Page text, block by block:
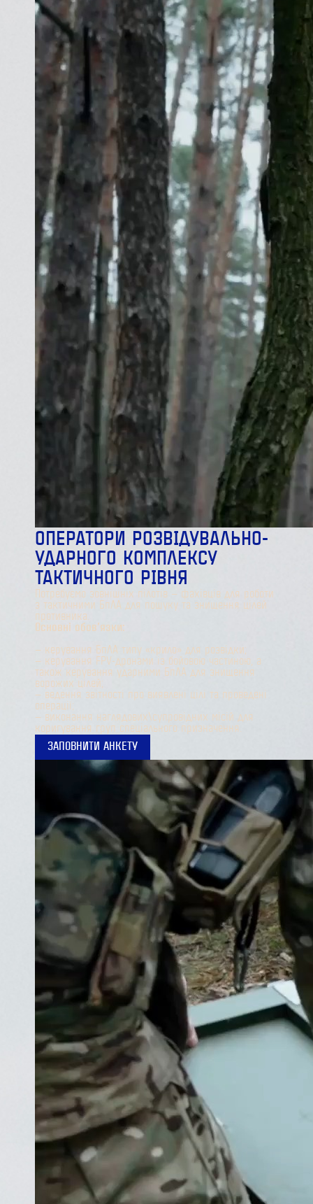
ОПЕРАТОРИ РОЗВІДУВАЛЬНО-
УДАРНОГО КОМПЛЕКСУ
ТАКТИЧНОГО РІВНЯ
Потребуємо зовнішніх пілотів — фахівців для роботи
з тактичними БпЛА для пошуку та знищення цілей
противника.
Основні обов’язки:
— керування БпЛА типу «крило» для розвідки;
— керування FPV-дронами із бойовою частиною, а
також керування ударними БпЛА для знищення
ворожих цілей;
— ведення звітності про виявлені цілі та проведені
операції;
— виконання наглядових\супровідних місій для
коригування груп спеціального призначення.
ЗАПОВНИТИ АНКЕТУ